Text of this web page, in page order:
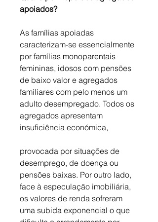
apoiados?
As famílias apoiadas
caracterizam-se essencialmente
por famílias monoparentais
femininas, idosos com pensões
de baixo valor e agregados
familiares com pelo menos um
adulto desempregado. Todos os
agregados apresentam
insuficiência económica,
provocada por situações de
desemprego, de doença ou
pensões baixas. Por outro lado,
face à especulação imobiliária,
os valores de renda sofreram
uma subida exponencial o que